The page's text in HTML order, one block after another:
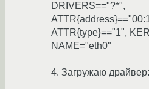
DRIVERS=="?*",
ATTR{type}=="1",
NAME="eth0"
4. Загружаю драйвер: